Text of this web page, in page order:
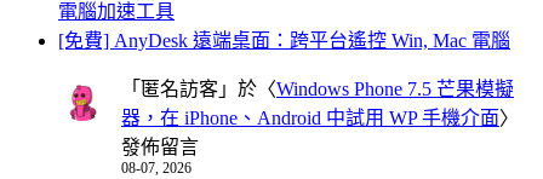
電腦加速工具
[免費] AnyDesk 遠端桌面：跨平台遙控 Win, Mac 電腦
「 匿名訪客 」於〈Windows Phone 7.5 芒果模擬
器，在 iPhone、Android 中試用 WP 手機介面〉
發佈留言
08-07, 2026